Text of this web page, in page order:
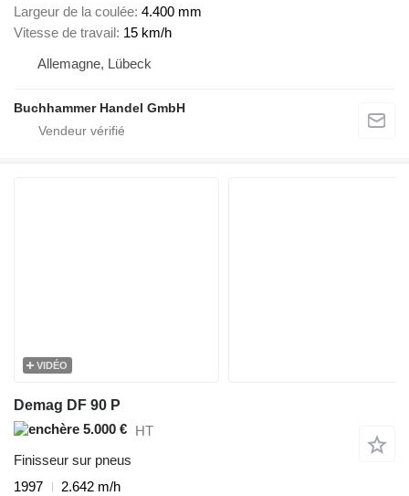
Largeur de la coulée 4.400 mm
Vitesse de travail 15 km/h
Allemagne, Lübeck
Buchhammer Handel GmbH
VIDÉO
Demag DF 90 P
5.000 € HT
Finisseur sur pneus
1997
2.642 m/h